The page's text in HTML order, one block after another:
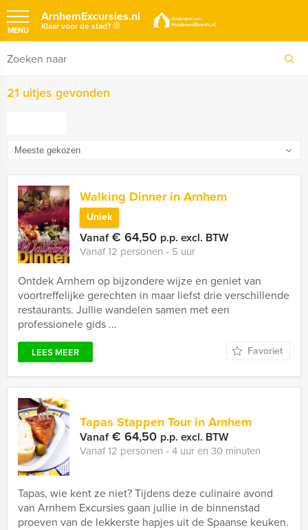
ArnhemExcursies.nl
Klaar voor de stad?®
MENU
21 uitjes gevonden
Walking Dinner in Arnhem
Uniek
Vanaf€ 64,50 p.p. excl. BTW
Vanaf 12 personen ‐ 5 uur
Ontdek Arnhem op bijzondere wijze en geniet van
voortreffelijke gerechten in maar liefst drie verschillende
restaurants. Jullie wandelen samen met een
professionele gids ...
LEES MEER Favoriet
Tapas Stappen Tour in Arnhem
Vanaf€ 64,50 p.p. excl. BTW
Vanaf 12 personen ‐ 4 uur en 30 minuten
Tapas, wie kent ze niet? Tijdens deze culinaire avond
van Arnhem Excursies gaan jullie in de binnenstad
proeven van de lekkerste hapjes uit de Spaanse keuken.